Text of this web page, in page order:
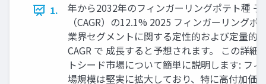
1.
年から2032年のフィンガーリングポテト種
（CAGR）の12.1% 2025 フィンガーリング
業界セグメントに関する定性的および定量的
CAGR で 成長すると予想されます。 この詳
トシード市場について簡単に説明します: フ
場規模は堅実に拡大しており、特に高付加価